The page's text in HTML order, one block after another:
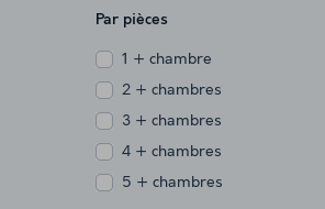
Par pièces
1 + chambre
2 + chambres
3 + chambres
4 + chambres
5 + chambres